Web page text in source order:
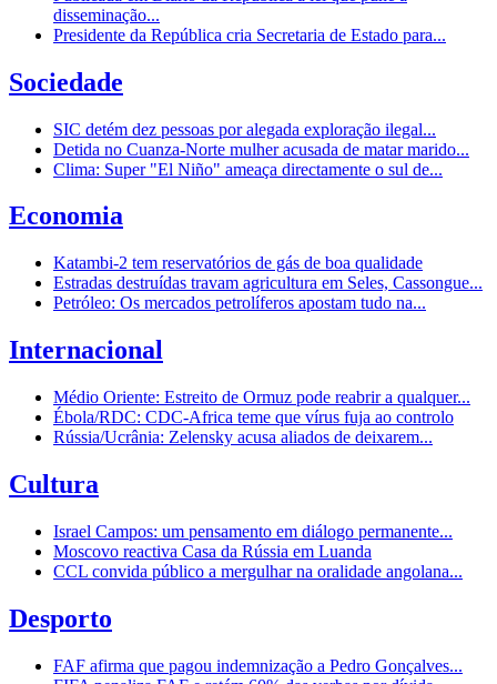
disseminação...
Presidente da República cria Secretaria de Estado para...
Sociedade
SIC detém dez pessoas por alegada exploração ilegal...
Detida no Cuanza-Norte mulher acusada de matar marido...
Clima: Super "El Niño" ameaça directamente o sul de...
Economia
Katambi-2 tem reservatórios de gás de boa qualidade
Estradas destruídas travam agricultura em Seles, Cassongue...
Petróleo: Os mercados petrolíferos apostam tudo na...
Internacional
Médio Oriente: Estreito de Ormuz pode reabrir a qualquer...
Ébola/RDC: CDC-Africa teme que vírus fuja ao controlo
Rússia/Ucrânia: Zelensky acusa aliados de deixarem...
Cultura
Israel Campos: um pensamento em diálogo permanente...
Moscovo reactiva Casa da Rússia em Luanda
CCL convida público a mergulhar na oralidade angolana...
Desporto
FAF afirma que pagou indemnização a Pedro Gonçalves...